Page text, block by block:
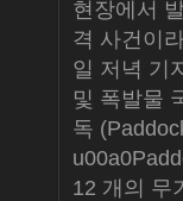
현장에서
격 사건이
일 저녁 기
및 폭발물
독
12 개의 무